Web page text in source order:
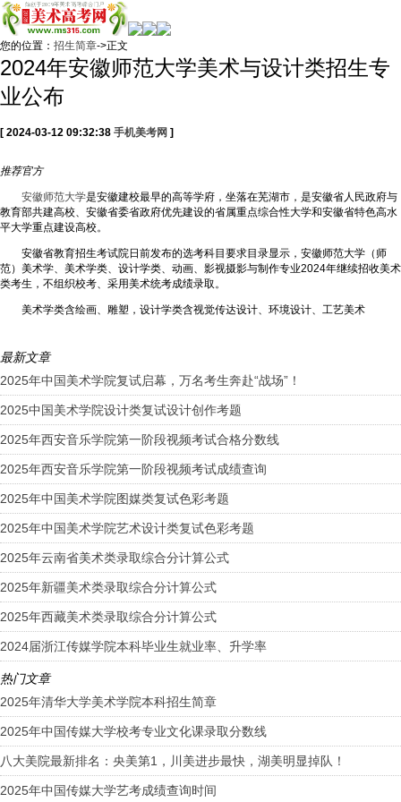
您的位置： 招生简章->正文
2024年安徽师范大学美术与设计类招生专
业公布
[ 2024-03-12 09:32:38 手机美考网 ]
推荐官方
安徽师范大学是安徽建校最早的高等学府，坐落在芜湖市，是安徽省人民政府与
教育部共建高校、安徽省委省政府优先建设的省属重点综合性大学和安徽省特色高水
平大学重点建设高校。
安徽省教育招生考试院日前发布的选考科目要求目录显示，安徽师范大学（师
范）美术学、美术学类、设计学类、动画、影视摄影与制作专业2024年继续招收美术
类考生，不组织校考、采用美术统考成绩录取。
美术学类含绘画、雕塑，设计学类含视觉传达设计、环境设计、工艺美术
最新文章
2025年中国美术学院复试启幕，万名考生奔赴“战场”！
2025中国美术学院设计类复试设计创作考题
2025年西安音乐学院第一阶段视频考试合格分数线
2025年西安音乐学院第一阶段视频考试成绩查询
2025年中国美术学院图媒类复试色彩考题
2025年中国美术学院艺术设计类复试色彩考题
2025年云南省美术类录取综合分计算公式
2025年新疆美术类录取综合分计算公式
2025年西藏美术类录取综合分计算公式
2024届浙江传媒学院本科毕业生就业率、升学率
热门文章
2025年清华大学美术学院本科招生简章
2025年中国传媒大学校考专业文化课录取分数线
八大美院最新排名：央美第1，川美进步最快，湖美明显掉队！
2025年中国传媒大学艺考成绩查询时间